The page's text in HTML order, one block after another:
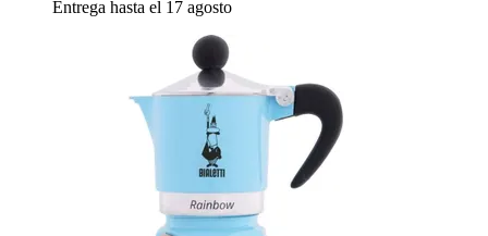
Entrega hasta el 17 agosto